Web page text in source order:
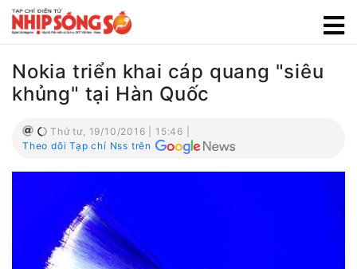
Nokia triển khai cáp quang "siêu
khủng" tại Hàn Quốc
Thứ tư, 19/10/2016 | 15:46 |
Theo dõi Tạp chí Nss trên